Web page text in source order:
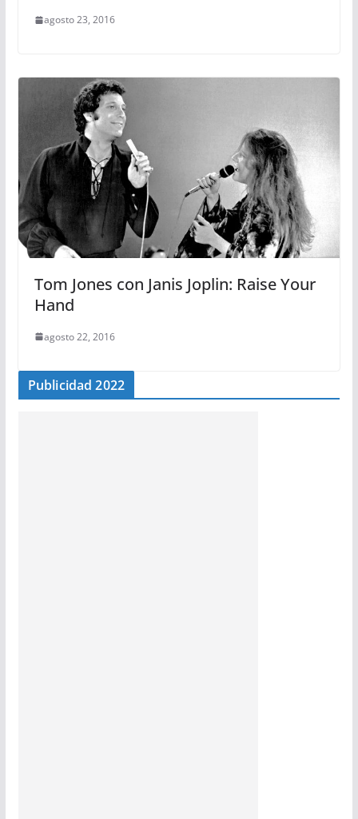
agosto 23, 2016
Tom Jones con Janis Joplin: Raise Your
Hand
agosto 22, 2016
Publicidad 2022